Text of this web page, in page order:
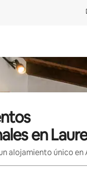
en
alojamiento único en
estén disponibles,